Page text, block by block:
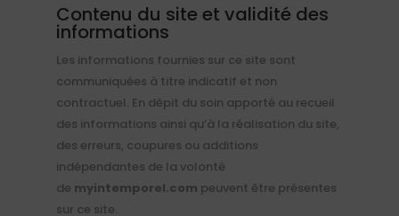
Contenu du site et validité des
informations
Les informations fournies sur ce site sont
communiquées à titre indicatif et non
contractuel. En dépit du soin apporté au recueil
des informations ainsi qu’à la réalisation du site,
des erreurs, coupures ou additions
indépendantes de la volonté
de myintemporel.com peuvent être présentes
sur ce site.